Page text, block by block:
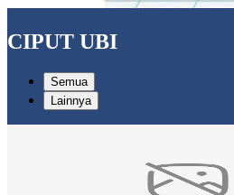
CIPUT UBI
Semua
Lainnya